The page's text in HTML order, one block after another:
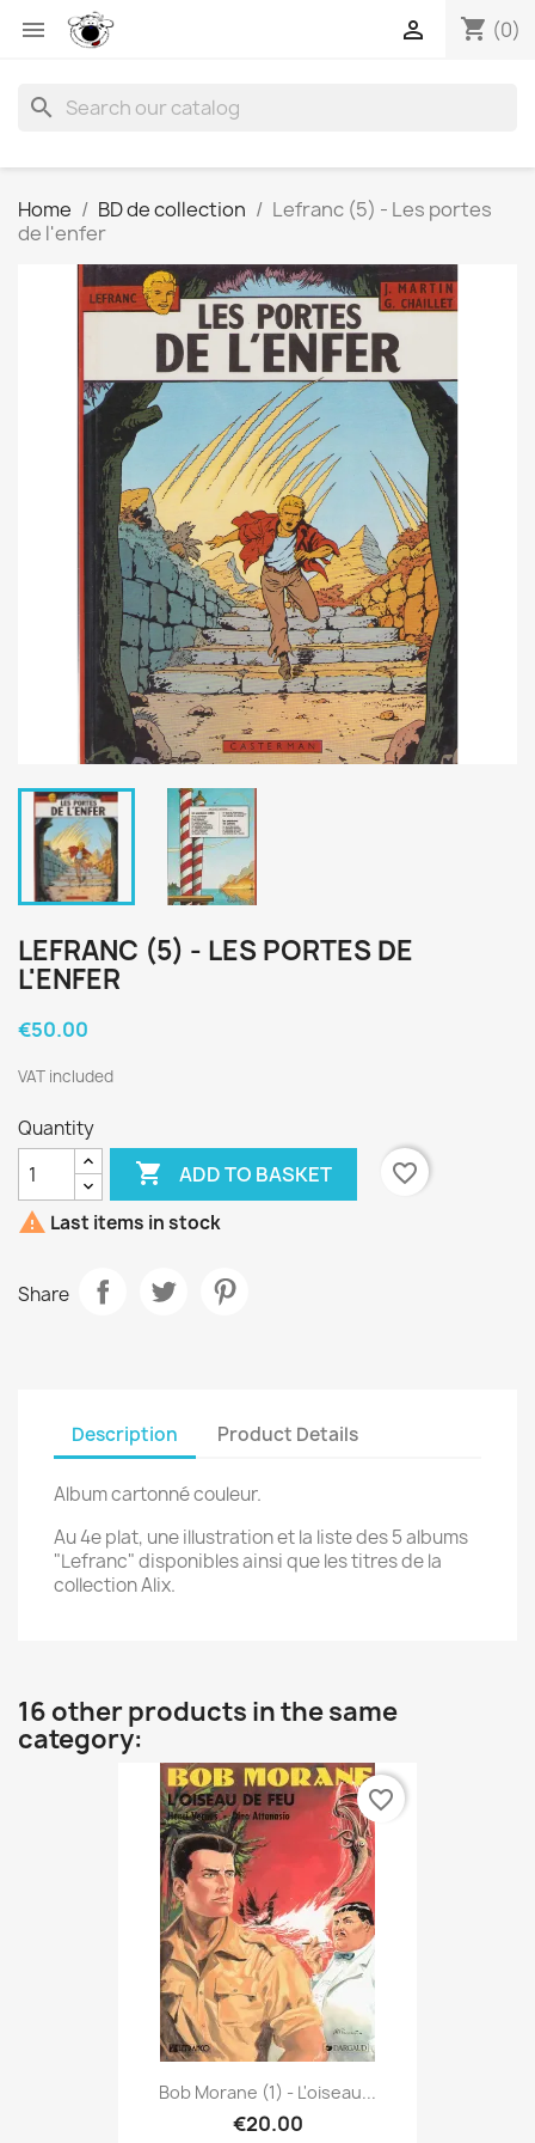
 shopping_cart (0)

search
Home BD de collection
Lefranc (5) - Les portes
de l'enfer
LEFRANC (5) - LES PORTES DE
L'ENFER
€50.00
VAT included
Quantity
 ADD TO BASKET
favorite_border
 Last items in stock
Share
Description Product Details
Album cartonné couleur.
Au 4e plat, une illustration et la liste des 5 albums
"Lefranc" disponibles ainsi que les titres de la
collection Alix.
16 other products in the same
category:
Bob Morane (1) - L'oiseau...
€20.00
favorite_border